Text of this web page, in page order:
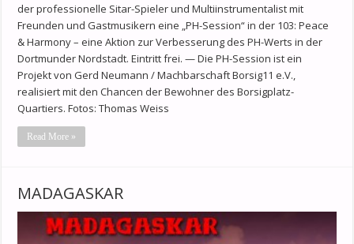
der professionelle Sitar-Spieler und Multiinstrumentalist mit
Freunden und Gastmusikern eine „PH-Session“ in der 103: Peace
& Harmony – eine Aktion zur Verbesserung des PH-Werts in der
Dortmunder Nordstadt. Eintritt frei. — Die PH-Session ist ein
Projekt von Gerd Neumann / Machbarschaft Borsig11 e.V.,
realisiert mit den Chancen der Bewohner des Borsigplatz-
Quartiers. Fotos: Thomas Weiss
Read More »
MADAGASKAR